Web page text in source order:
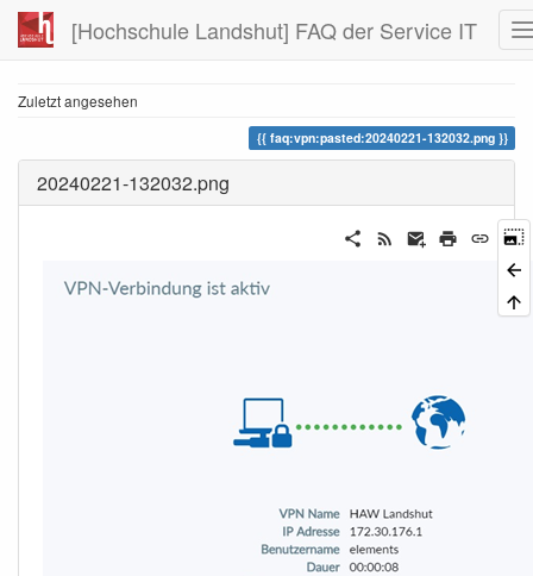
[Hochschule Landshut] FAQ der Service IT
Zuletzt angesehen
faq:vpn:pasted:20240221-132032.png
20240221-132032.png